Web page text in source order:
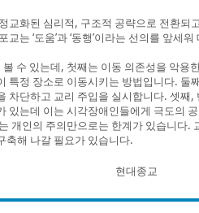
교화된 심리적, 구조적 공략으로 전환되
는 ‘도움’과 ‘동행’이라는 선의를 앞세
수 있는데, 첫째는 이동 의존성을 악용
정 장소로 이동시키는 방법입니다. 둘째
차단하고 교리 주입을 실시합니다. 셋째
있는데 이는 시각장애인들에게 극도의
개인의 주의만으로는 한계가 있습니다.
축해 나갈 필요가 있습니다.
현대종교